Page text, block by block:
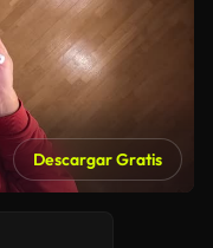
Descargar Gratis